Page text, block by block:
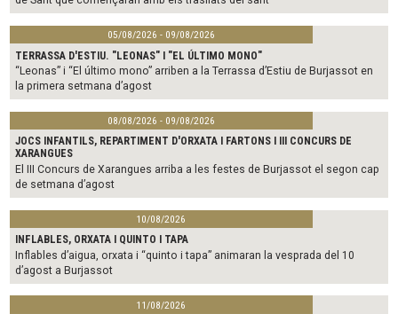
05/08/2026 - 09/08/2026
TERRASSA D'ESTIU. "LEONAS" I "EL ÚLTIMO MONO"
“Leonas” i “El último mono” arriben a la Terrassa d’Estiu de Burjassot en
la primera setmana d’agost
08/08/2026 - 09/08/2026
JOCS INFANTILS, REPARTIMENT D'ORXATA I FARTONS I III CONCURS DE
XARANGUES
El III Concurs de Xarangues arriba a les festes de Burjassot el segon cap
de setmana d’agost
10/08/2026
INFLABLES, ORXATA I QUINTO I TAPA
Inflables d’aigua, orxata i “quinto i tapa” animaran la vesprada del 10
d’agost a Burjassot
11/08/2026